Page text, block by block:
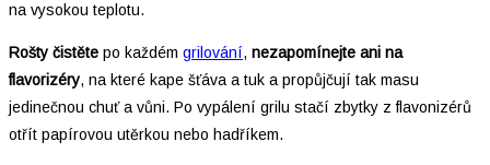
na vysokou teplotu.
Rošty čistěte po každém grilování, nezapomínejte ani na
flavorizéry, na které kape šťáva a tuk a propůjčují tak masu
jedinečnou chuť a vůni. Po vypálení grilu stačí zbytky z flavonizérů
otřít papírovou utěrkou nebo hadříkem.